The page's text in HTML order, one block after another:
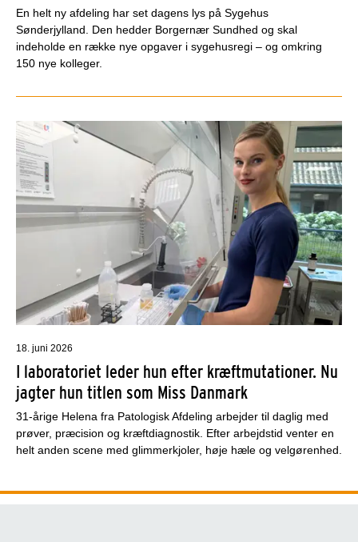
En helt ny afdeling har set dagens lys på Sygehus
Sønderjylland. Den hedder Borgernær Sundhed og skal
indeholde en række nye opgaver i sygehusregi – og omkring
150 nye kolleger.
18. juni 2026
I laboratoriet leder hun efter kræftmutationer. Nu
jagter hun titlen som Miss Danmark
31-årige Helena fra Patologisk Afdeling arbejder til daglig med
prøver, præcision og kræftdiagnostik. Efter arbejdstid venter en
helt anden scene med glimmerkjoler, høje hæle og velgørenhed.